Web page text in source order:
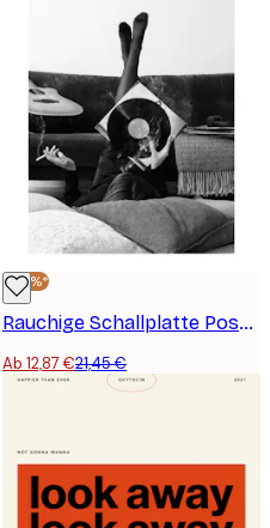
-40%*
Rauchige Schallplatte Poster
Ab 12,87 €21,45 €